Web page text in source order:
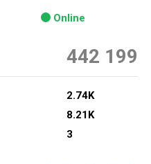
Online
442 199
2.74K
8.21K
3